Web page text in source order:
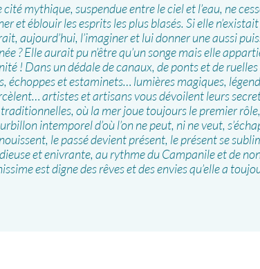
cité mythique, suspendue entre le ciel et l’eau, ne
et éblouir les esprits les plus blasés. Si elle
aujourd’hui, l’imaginer et lui donner une aussi
? Elle aurait pu n’être qu’un songe mais elle
! Dans un dédale de canaux, de ponts et de
échoppes et estaminets… lumières magiques,
artistes et artisans vous dévoilent leurs
où la mer joue toujours le premier
intemporel d’où l’on ne peut, ni ne veut,
le passé devient présent, le présent se
et enivrante, au rythme du Campanile et de
est digne des rêves et des envies qu’elle a